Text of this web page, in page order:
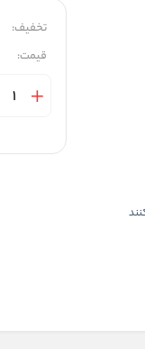
تخفیف:
قیمت: